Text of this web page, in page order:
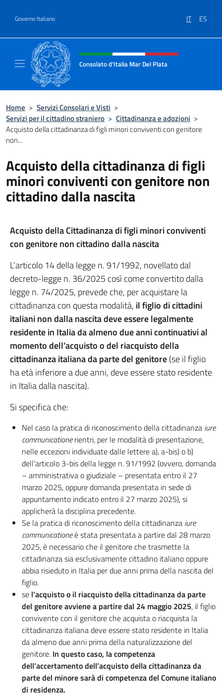
Governo Italiano IT ES
Intestazione sito, social e menù
Consolato d'Italia Mar Del Plata
Home > Servizi Consolari e Visti >
Servizi per il cittadino straniero > Cittadinanza e adozioni >
Acquisto della cittadinanza di figli minori conviventi con genitore
non...
Acquisto della cittadinanza di figli
minori conviventi con genitore non
cittadino dalla nascita
Acquisto della Cittadinanza di figli minori conviventi
con genitore non cittadino dalla nascita
L’articolo 14 della legge n. 91/1992, novellato dal
decreto-legge n. 36/2025 così come convertito dalla
legge n. 74/2025, prevede che, per acquistare la
cittadinanza con questa modalità, il figlio di cittadini
italiani non dalla nascita deve essere legalmente
residente in Italia da almeno due anni continuativial
momento dell’acquisto o del riacquisto della
cittadinanza italiana da parte del genitore(se il figlio
ha età inferiore a due anni, deve essere stato residente
in Italia dalla nascita).
Si specifica che:
Nel caso la pratica di riconoscimento della cittadinanza iure
communicationerientri, per le modalità di presentazione,
nelle eccezioni individuate dalle lettere a), a-bis) o b)
dell’articolo 3-bis della legge n. 91/1992 (ovvero, domanda
– amministrativa o giudiziale – presentata entro il 27
marzo 2025, oppure domanda presentata in sede di
appuntamento indicato entro il 27 marzo 2025), si
applicherà la disciplina precedente.
Se la pratica di riconoscimento della cittadinanza iure
communicationeè stata presentata a partire dal 28 marzo
2025, è necessario che il genitore che trasmette la
cittadinanza sia esclusivamente cittadino italiano oppure
abbia risieduto in Italia per due anni prima della nascita del
figlio.
se l’acquisto o il riacquisto della cittadinanza da parte
del genitore avviene a partire dal 24 maggio 2025, il figlio
convivente con il genitore che acquista o riacquista la
cittadinanza italiana deve essere stato residente in Italia
da almeno due anni prima della naturalizzazione del
genitore. In questo caso, la competenza
dell’accertamento dell’acquisto della cittadinanza da
parte del minore sarà di competenza del Comune italiano
di residenza.